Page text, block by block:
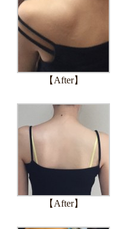
【After】
【After】